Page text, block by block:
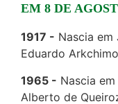
EM 8 DE
1917
Nascia
Eduardo
1965
Nascia
Alberto de